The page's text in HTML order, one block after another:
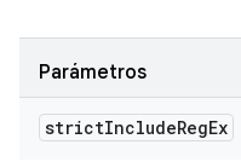
Parámetros
strictIncludeRegEx